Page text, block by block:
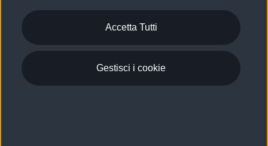
garanzia fino a 4 anni per una maggiore tutela del tuo
acquisto.
Accetta Tutti
Gestisci i cookie